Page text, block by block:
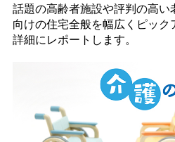
話題の高齢者施設や評判の高い
向けの住宅全般を幅広くピック
詳細にレポートします。